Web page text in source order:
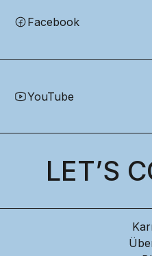
Facebook
YouTube
LET’S